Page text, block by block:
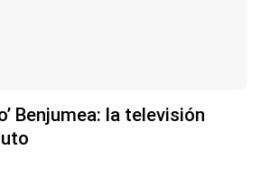
Benjumea: la televisión